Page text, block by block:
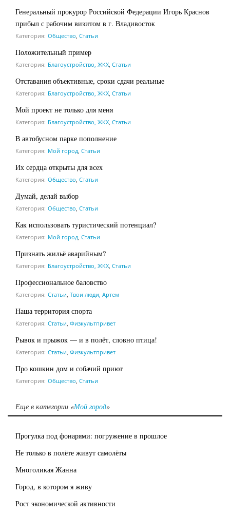
Генеральный прокурор Российской Федерации Игорь Краснов
прибыл с рабочим визитом в г. Владивосток
Категория: Общество, Статьи
Положительный пример
Категория: Благоустройство, ЖКХ, Статьи
Отставания объективные, сроки сдачи реальные
Категория: Благоустройство, ЖКХ, Статьи
Мой проект не только для меня
Категория: Благоустройство, ЖКХ, Статьи
В автобусном парке пополнение
Категория: Мой город, Статьи
Их сердца открыты для всех
Категория: Общество, Статьи
Думай, делай выбор
Категория: Общество, Статьи
Как использовать туристический потенциал?
Категория: Мой город, Статьи
Признать жильё аварийным?
Категория: Благоустройство, ЖКХ, Статьи
Профессиональное баловство
Категория: Статьи, Твои люди, Артем
Наша территория спорта
Категория: Статьи, Физкультпривет
Рывок и прыжок — и в полёт, словно птица!
Категория: Статьи, Физкультпривет
Про кошкин дом и собачий приют
Категория: Общество, Статьи
Еще в категории «Мой город»
Прогулка под фонарями: погружение в прошлое
Не только в полёте живут самолёты
Многоликая Жанна
Город, в котором я живу
Рост экономической активности